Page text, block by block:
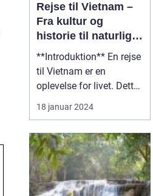
Rejse til Vietnam –
Fra kultur og
historie til naturlig
skønhed
**Introduktion** En rejse
til Vietnam er en
oplevelse for livet. Dette
vidunderlige land i
Sydøstasien er fyldt med
fascinerende historie og
betagende naturlig
skønhed. Uanset om du
er en eventyrlysten
18 januar 2024